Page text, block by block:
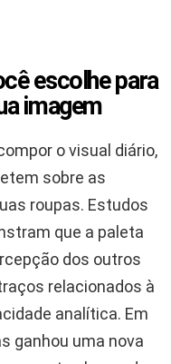
escolhe para
imagem
o visual diário,
sobre as
roupas. Estudos
que a paleta
dos outros
relacionados à
analítica. Em
ganhou uma nova